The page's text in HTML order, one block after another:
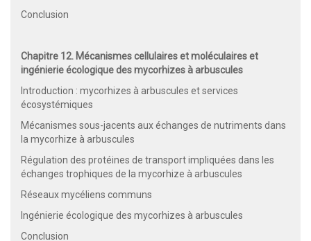
Conclusion
Chapitre 12. Mécanismes cellulaires et moléculaires et
ingénierie écologique des mycorhizes à arbuscules
Introduction : mycorhizes à arbuscules et services
écosystémiques
Mécanismes sous-jacents aux échanges de nutriments dans
la mycorhize à arbuscules
Régulation des protéines de transport impliquées dans les
échanges trophiques de la mycorhize à arbuscules
Réseaux mycéliens communs
Ingénierie écologique des mycorhizes à arbuscules
Conclusion